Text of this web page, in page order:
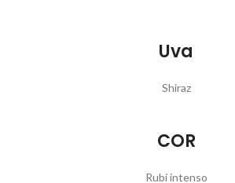
Uva
Shiraz
COR
Rubi intenso